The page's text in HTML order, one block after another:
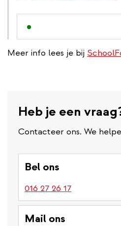
Meer info lees je bij
Heb je een
Contacteer ons. We
Bel ons
016 27 26 17
Mail ons